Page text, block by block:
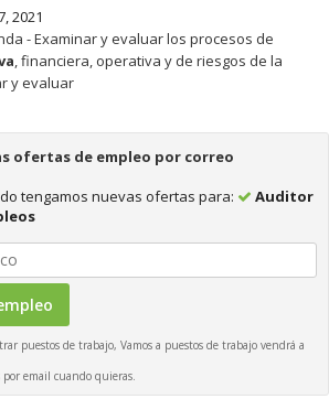
2021
- Examinar y evaluar los procesos de
, financiera, operativa y de riesgos de la
y evaluar
ofertas de empleo por correo
tengamos nuevas ofertas para:
Auditor
puestos de trabajo, Vamos a puestos de trabajo vendrá a
por email cuando quieras.